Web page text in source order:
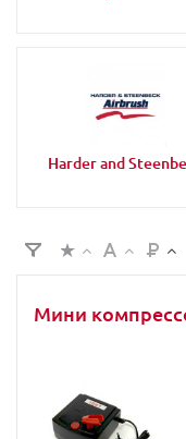
Harder and
Мини